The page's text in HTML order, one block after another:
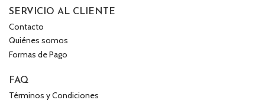
SERVICIO AL CLIENTE
Contacto
Quiénes somos
Formas de Pago
FAQ
Términos y Condiciones